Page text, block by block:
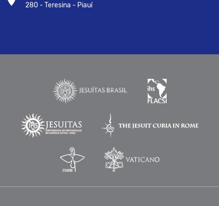
280 - Teresina - Piauí